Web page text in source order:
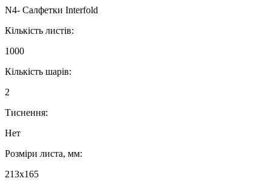
N4- Салфетки Interfold
Кількість листів:
1000
Кількість шарів:
2
Тиснення:
Нет
Розміри листа, мм:
213х165